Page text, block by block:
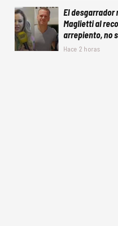
El desgarrador
Maglietti al
arrepiento, no
Hace 2 horas